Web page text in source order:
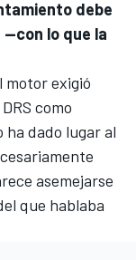
debe
lo que la
motor exigió
como
dado lugar al
asemejarse
que hablaba